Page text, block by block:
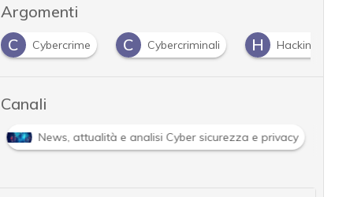
Argomenti
C Cybercrime C Cybercriminali H Hacking
Canali
News, attualità e analisi Cyber sicurezza e privacy